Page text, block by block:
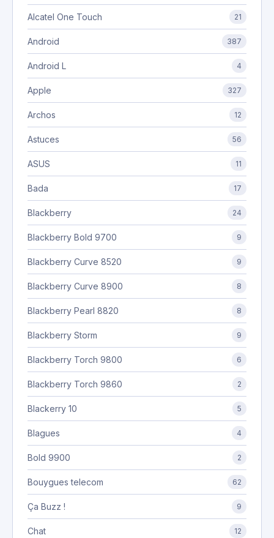
Alcatel One Touch 21
Android 387
Android L 4
Apple 327
Archos 12
Astuces 56
ASUS 11
Bada 17
Blackberry 24
Blackberry Bold 9700 9
Blackberry Curve 8520 9
Blackberry Curve 8900 8
Blackberry Pearl 8820 8
Blackberry Storm 9
Blackberry Torch 9800 6
Blackberry Torch 9860 2
Blackerry 10 5
Blagues 4
Bold 9900 2
Bouygues telecom 62
Ça Buzz ! 9
Chat 12